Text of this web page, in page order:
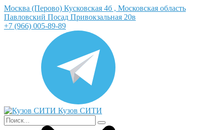
Москва (Перово) Кусковская 4б , Московская область
Павловский Посад Привокзальная 20в
+7 (966) 005-89-89
Кузов СИТИ